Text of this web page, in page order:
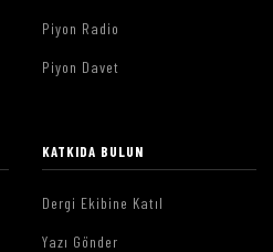
Piyon Radio
Piyon Davet
KATKIDA BULUN
Dergi Ekibine Katıl
Yazı Gönder